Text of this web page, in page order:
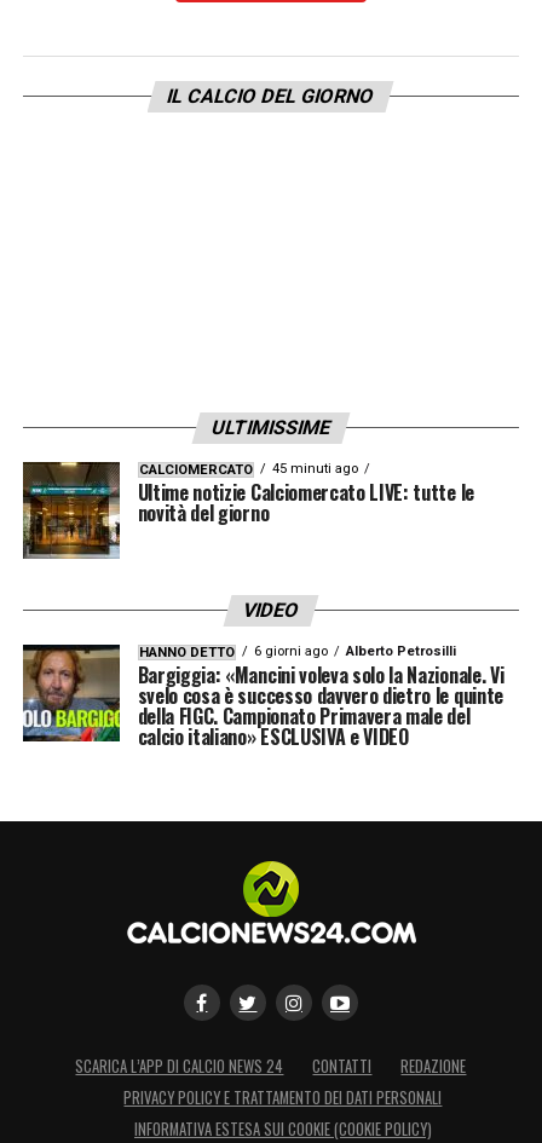
Nella ripresa siamo stati sicuri dei nostri
mezzi e abbiamo avuto maggiore
IL CALCIO DEL GIORNO
ULTIMISSIME
CALCIOMERCATO 45 minuti ago
Ultime notizie Calciomercato LIVE: tutte le
novità del giorno
VIDEO
HANNO DETTO 6 giorni ago Alberto Petrosilli
Bargiggia: «Mancini voleva solo la Nazionale. Vi
svelo cosa è successo davvero dietro le quinte
della FIGC. Campionato Primavera male del
calcio italiano» ESCLUSIVA e VIDEO
SCARICA L’APP DI CALCIO NEWS 24 CONTATTI
REDAZIONE
PRIVACY POLICY E TRATTAMENTO DEI DATI PERSONALI
INFORMATIVA ESTESA SUI COOKIE (COOKIE POLICY)